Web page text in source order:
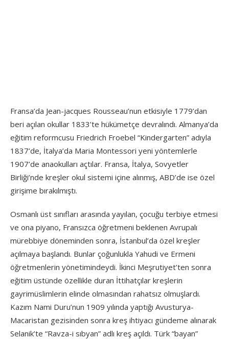
Fransa’da Jean-jacques Rousseau’nun etkisiyle 1779’dan
beri açılan okullar 1833’te hükümetçe devralındı. Almanya’da
eğitim reformcusu Friedrich Froebel “Kindergarten” adıyla
1837’de, İtalya’da Maria Montessori yeni yöntemlerle
1907’de anaokulları açtılar. Fransa, İtalya, Sovyetler
Birliği’nde kreşler okul sistemi içine alınmış, ABD’de ise özel
girişime bırakılmıştı.
Osmanlı üst sınıfları arasında yayılan, çocuğu terbiye etmesi
ve ona piyano, Fransızca öğretmeni beklenen Avrupalı
mürebbiye döneminden sonra, İstanbul’da özel kreşler
açılmaya başlandı. Bunlar çoğunlukla Yahudi ve Ermeni
öğretmenlerin yönetimindeydi. İkinci Meşrutiyet’ten sonra
eğitim üstünde özellikle duran İttihatçılar kreşlerin
gayrimüslimlerin elinde olmasından rahatsız olmuşlardı.
Kazım Nami Duru’nun 1909 yılında yaptığı Avusturya-
Macaristan gezisinden sonra kreş ihtiyacı gündeme alınarak
Selanik’te “Ravza-i sıbyan” adlı kreş açıldı. Türk “bayan”